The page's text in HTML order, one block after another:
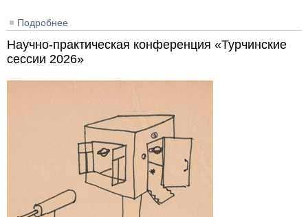
Подробнее
Научно-практическая конференция «Турчинские
сессии 2026»